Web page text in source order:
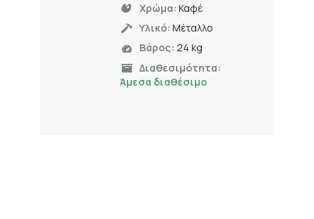
Χρώμα:Καφέ
Υλικό:Μέταλλο
Βάρος:24 kg
Διαθεσιμότητα:
Άμεσα διαθέσιμο